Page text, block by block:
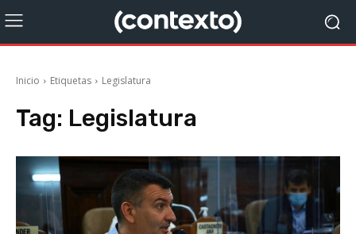
Inicio Etiquetas Legislatura
Tag: Legislatura